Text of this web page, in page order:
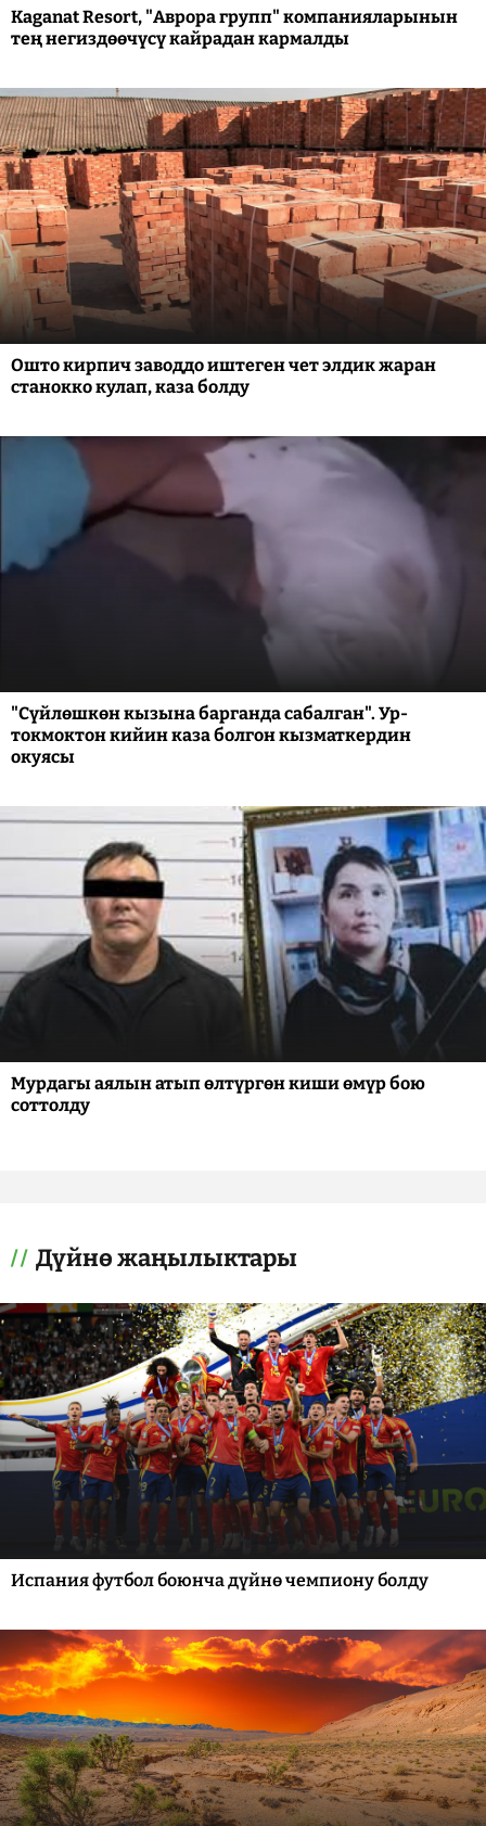
Kaganat Resort, "Аврора групп" компанияларынын
тең негиздөөчүсү кайрадан кармалды
Ошто кирпич заводдо иштеген чет элдик жаран
станокко кулап, каза болду
"Сүйлөшкөн кызына барганда сабалган". Ур-
токмоктон кийин каза болгон кызматкердин
окуясы
Мурдагы аялын атып өлтүргөн киши өмүр бою
соттолду
Дүйнө жаңылыктары
Испания футбол боюнча дүйнө чемпиону болду